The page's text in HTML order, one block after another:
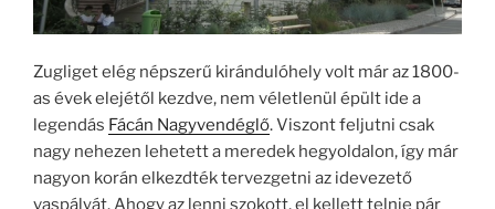
Zugliget elég népszerű kirándulóhely volt már az 1800-
as évek elejétől kezdve, nem véletlenül épült ide a
legendás Fácán Nagyvendéglő. Viszont feljutni csak
nagy nehezen lehetett a meredek hegyoldalon, így már
nagyon korán elkezdték tervezgetni az idevezető
vaspályát. Ahogy az lenni szokott, el kellett telnie pár